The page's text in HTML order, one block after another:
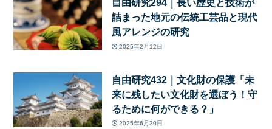
自由研究294｜長い歴史と技術が
詰まった地元の伝統工芸品と現代
風アレンジの研究
2025年2月12日
自由研究432｜文化財の保護「未
来に残したい文化財を選ぼう！守
るために何ができる？」
2025年6月30日